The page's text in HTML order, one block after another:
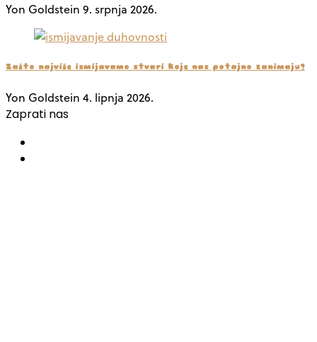
Yon Goldstein 9. srpnja 2026.
Zašto najviše ismijavamo stvari koje nas potajno zanimaju?
Yon Goldstein 4. lipnja 2026.
Zaprati nas